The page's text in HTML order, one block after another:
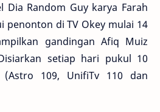
Dia Random Guy karya Farah
penonton di TV Okey mulai 14
gandingan Afiq Muiz
setiap hari pukul 10
109, UnifiTv 110 dan